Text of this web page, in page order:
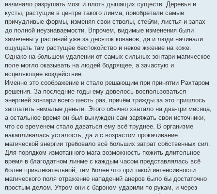
начинало разрушать мозг и плоть дышащих существ. Деревья и
кусты, растущие в центре такого линма, приобретали самые
причудливые формы, изменяя свои стволы, стебли, листья и запах
до полной неузнаваемости. Впрочем, видимые изменения были
замечены у растений уже за десяток кованов, да и люди начинали
ощущать там растущее беспокойство и некое жжение на коже.
Однако на большем удалении от самых сильных зонтари магическое
поле могло оказывать на людей бодрящее, а зачастую и
исцеляющее воздействие.
Именно это соображение и стало решающим при принятии Рахтаром
решения. За последние годы ему довелось воспользоваться
энергией зонтари всего шесть раз, причём трижды за это пришлось
заплатить немалые деньги. Этого обычно хватало на два-три месяца,
а остальное время он был вынужден сам заряжать свои источники,
что со временем стало даваться ему всё труднее. В организме
накапливалась усталость, да и с возрастом прокачивание
магической энергии требовало всё больших затрат собственных сил.
Для порядком измотанного мага возможность пожить длительное
время в благодатном линме с каждым часом представлялась всё
более привлекательной, тем более что при такой интенсивности
магического поля отражение нападений анеров было бы достаточно
простым делом. Утром они с бароном ударили по рукам, и через